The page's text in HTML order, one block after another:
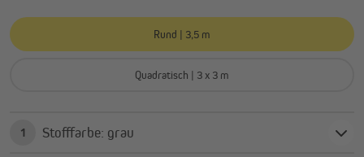
Rund | 3,5 m
Quadratisch | 3 x 3 m
1 Stofffarbe: grau